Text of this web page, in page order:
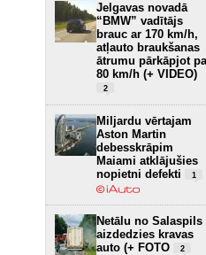
Jelgavas novadā
“BMW” vadītājs
brauc ar 170 km/h,
atļauto braukšanas
ātrumu pārkāpjot
80 km/h (+ VIDEO)
2
Miljardu vērtajam
Aston Martin
debesskrāpim
Maiami atklājušies
nopietni defekti
1
Netālu no Salaspils
aizdedzies kravas
auto (+ FOTO
2